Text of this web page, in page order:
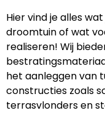
Hier vind je alles
droomtuin of wat
realiseren! Wij
het aanleggen van
constructies zoals
terrasvlonders en